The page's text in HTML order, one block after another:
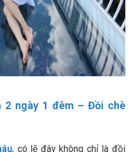
2 ngày 1 đêm – Đồi chè
, có lẽ đây không chỉ là đồi